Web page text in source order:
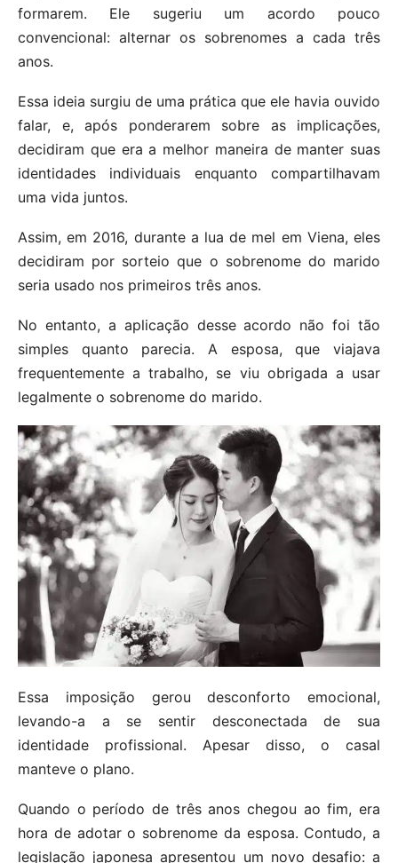
formarem. Ele sugeriu um acordo pouco
convencional: alternar os sobrenomes a cada três
anos.
Essa ideia surgiu de uma prática que ele havia ouvido
falar, e, após ponderarem sobre as implicações,
decidiram que era a melhor maneira de manter suas
identidades individuais enquanto compartilhavam
uma vida juntos.
Assim, em 2016, durante a lua de mel em Viena, eles
decidiram por sorteio que o sobrenome do marido
seria usado nos primeiros três anos.
No entanto, a aplicação desse acordo não foi tão
simples quanto parecia. A esposa, que viajava
frequentemente a trabalho, se viu obrigada a usar
legalmente o sobrenome do marido.
Essa imposição gerou desconforto emocional,
levando-a a se sentir desconectada de sua
identidade profissional. Apesar disso, o casal
manteve o plano.
Quando o período de três anos chegou ao fim, era
hora de adotar o sobrenome da esposa. Contudo, a
legislação japonesa apresentou um novo desafio: a